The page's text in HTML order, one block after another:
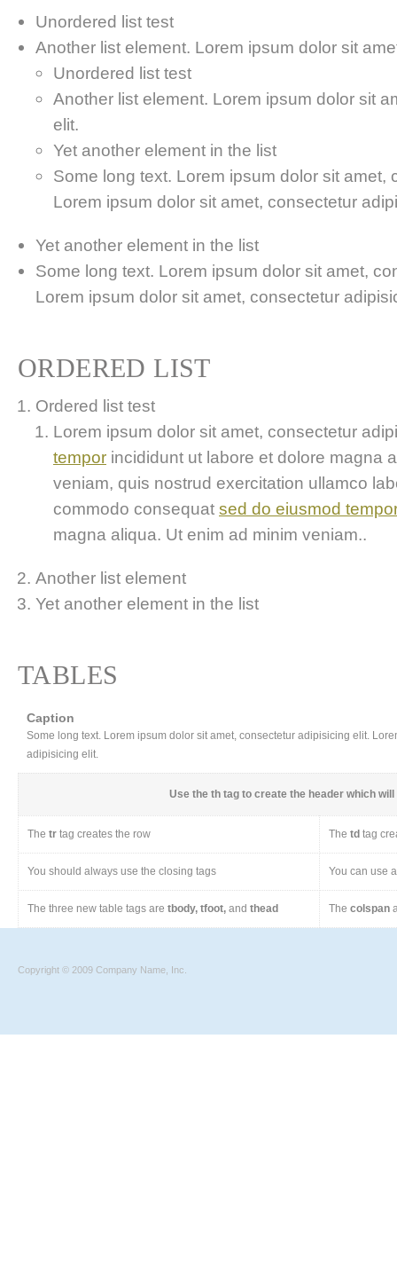
Unordered list test
Another list element. Lorem ipsum dolor sit
Unordered list test
Another list element. Lorem ipsum dolor sit
elit.
Yet another element in the list
Some long text. Lorem ipsum dolor sit amet,
Lorem ipsum dolor sit amet, consectetur
Yet another element in the list
Some long text. Lorem ipsum dolor sit amet,
Lorem ipsum dolor sit amet, consectetur
ORDERED LIST
Ordered list test
Lorem ipsum dolor sit amet, consectetur
tempor incididunt ut labore et dolore magna
veniam, quis nostrud exercitation ullamco
commodo consequat sed do eiusmod
magna aliqua. Ut enim ad minim veniam..
Another list element
Yet another element in the list
TABLES
Caption
Some long text. Lorem ipsum dolor sit amet, consectetur adipisicing elit.
adipisicing elit.
Use the th tag to create the header which
The tr tag creates the row The td tag
You should always use the closing tags You can use
The three new table tags are tbody, tfoot, and thead The colspan
Copyright © 2009 Company Name, Inc.